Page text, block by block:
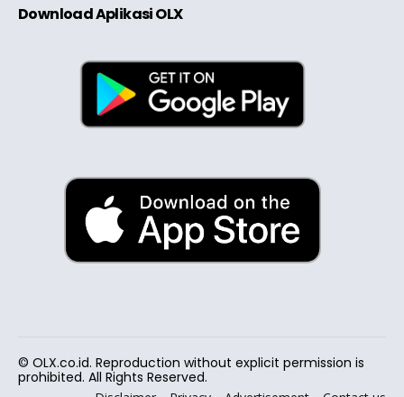
Download Aplikasi OLX
© OLX.co.id. Reproduction without explicit permission is
prohibited. All Rights Reserved.